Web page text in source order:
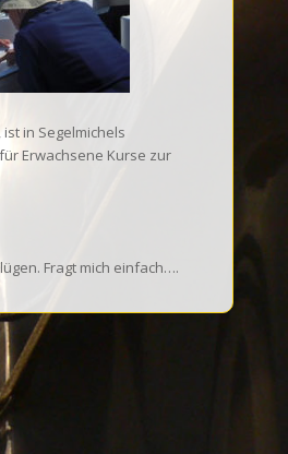
in Segelmichels
Erwachsene Kurse zur
Fragt mich einfach….